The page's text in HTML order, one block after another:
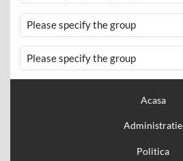
Please specify the group
Please specify the group
Acasa
Administratie
Politica